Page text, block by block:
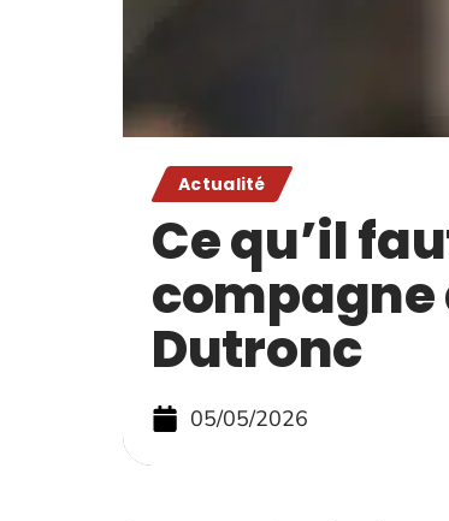
Actualité
Ce qu’il
compagne
Dutronc
05/05/2026